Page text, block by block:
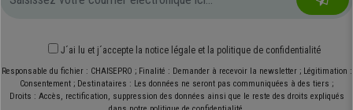
J´ai lu et j´accepte la notice légale et la politique de confidentialité
Responsable du fichier : CHAISEPRO ; Finalité : Demander à recevoir la newsletter ; Légitimation :
Consentement ; Destinataires : Les données ne seront pas communiquées à des tiers ;
Droits : Accès, rectification, suppression des données ainsi que le reste des droits expliqués